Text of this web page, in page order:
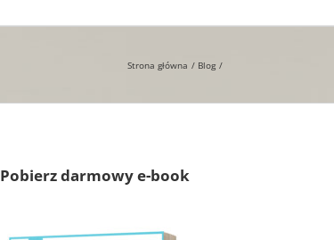
Strona główna Blog
Pobierz darmowy e-book